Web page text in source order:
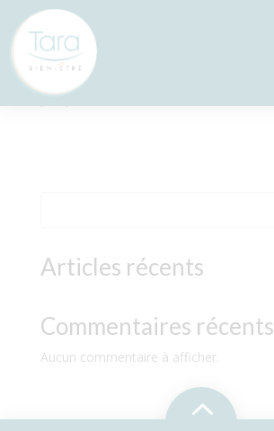
Lemniscate
par|
Articles récents
Commentaires récents
Aucun commentaire à afficher.
2